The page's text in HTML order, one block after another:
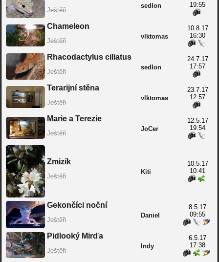
Ještěři
sedlon
19:55
Chameleon
Ještěři
vlktomas
10.8.17
16:30
Rhacodactylus ciliatus
Ještěři
sedlon
24.7.17
17:57
Terarijní stěna
Ještěři
vlktomas
23.7.17
12:57
Marie a Terezie
Ještěři
JoCer
12.5.17
19:54
Zmizík
Ještěři
Kiti
10.5.17
10:41
Gekončíci noční
Ještěři
Daniel
8.5.17
09:55
Pidlooký Mirďa
Ještěři
Indy
6.5.17
17:38